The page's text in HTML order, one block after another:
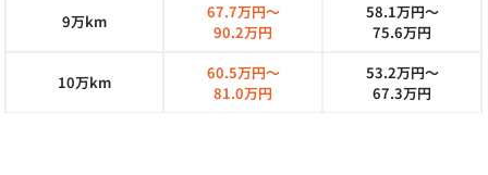
9万km
67.7万円～
90.2万円
58.1万円～
75.6万円
10万km
60.5万円～
81.0万円
53.2万円～
67.3万円